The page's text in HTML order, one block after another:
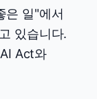
은 일"에서
있습니다.
Act와